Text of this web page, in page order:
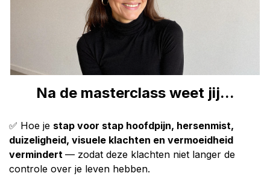
Na de masterclass weet jij...
✅ Hoe je stap voor stap hoofdpijn, hersenmist,
duizeligheid, visuele klachten en vermoeidheid
vermindert — zodat deze klachten niet langer de
controle over je leven hebben.